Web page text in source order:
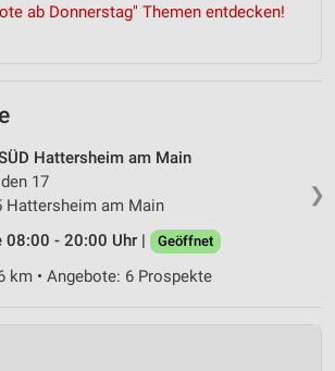
ab Donnerstag" Themen entdecken!
❯
Hattersheim am Main
17
Hattersheim am Main
08:00 - 20:00 Uhr |
Geöffnet
km • Angebote: 6 Prospekte